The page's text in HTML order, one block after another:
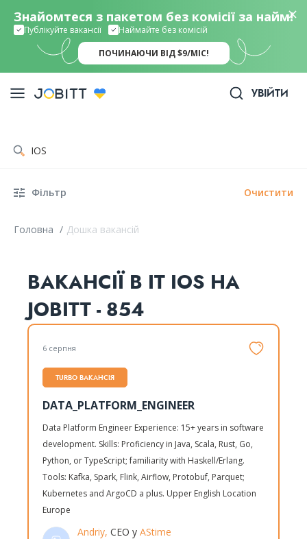
Знайомтеся з пакетом без комісії за найм!
Публікуйте вакансії Наймайте без комісій
ПОЧИНАЮЧИ ВІД $9/МІС!
УВІЙТИ
Фільтр Очистити
Головна / Дошка вакансій
ВАКАНСІЇ В IT IOS НА
JOBITT - 854
6 серпня
TURBO ВАКАНСІЯ
DATA_PLATFORM_ENGINEER
Data Platform Engineer Experience: 15+ years in software
development. Skills: Proficiency in Java, Scala, Rust, Go,
Python, or TypeScript; familiarity with Haskell/Erlang.
Tools: Kafka, Spark, Flink, Airflow, Protobuf, Parquet;
Kubernetes and ArgoCD a plus. Upper English Location
Europe
Andriy, CEO у AStime